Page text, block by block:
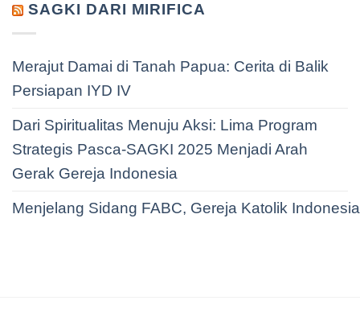
SAGKI DARI MIRIFICA
Merajut Damai di Tanah Papua: Cerita di Balik
Persiapan IYD IV
Dari Spiritualitas Menuju Aksi: Lima Program
Strategis Pasca-SAGKI 2025 Menjadi Arah
Gerak Gereja Indonesia
Menjelang Sidang FABC, Gereja Katolik